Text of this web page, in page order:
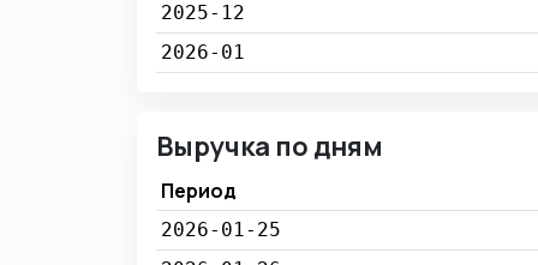
2025-12
2026-01
Выручка по дням
Период
2026-01-25